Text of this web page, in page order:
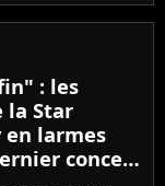
après les
de
Lucie
et Marlène
: les
la Star
en larmes
concert